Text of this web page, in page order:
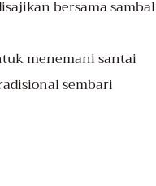
bersama sambal
menemani santai
sembari